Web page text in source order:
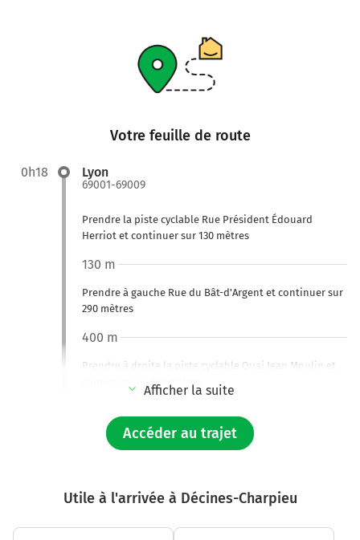
Votre feuille de route
0h18 Lyon
69001-69009
Prendre la piste cyclable Rue Président Édouard
Herriot et continuer sur 130 mètres
Prendre à gauche Rue du Bât-d'Argent et continuer sur
290 mètres
130 m
Prendre à droite la piste cyclable Quai Jean Moulin et
continuer sur 300 mètres
400 m
Prendre à gauche Quai Jules Courmont et continuer sur
140 mètres
Afficher la suite
Accéder au trajet
Utile à l'arrivée à Décines-Charpieu